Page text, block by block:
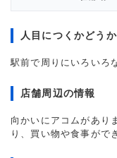
人目につくかどうか
駅前で周りにいろいろ
店舗周辺の情報
向かいにアコムがあり
り、買い物や食事がで